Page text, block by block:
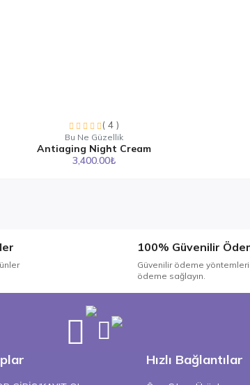
( 4 )
Bu Ne Güzellik
Antiaging Night Cream
3,400.00₺
100% Güvenilir
Güvenilir ödeme
ödeme sağlayın.
Hızlı Bağlantılar